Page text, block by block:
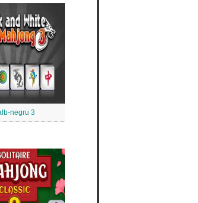
negru 3